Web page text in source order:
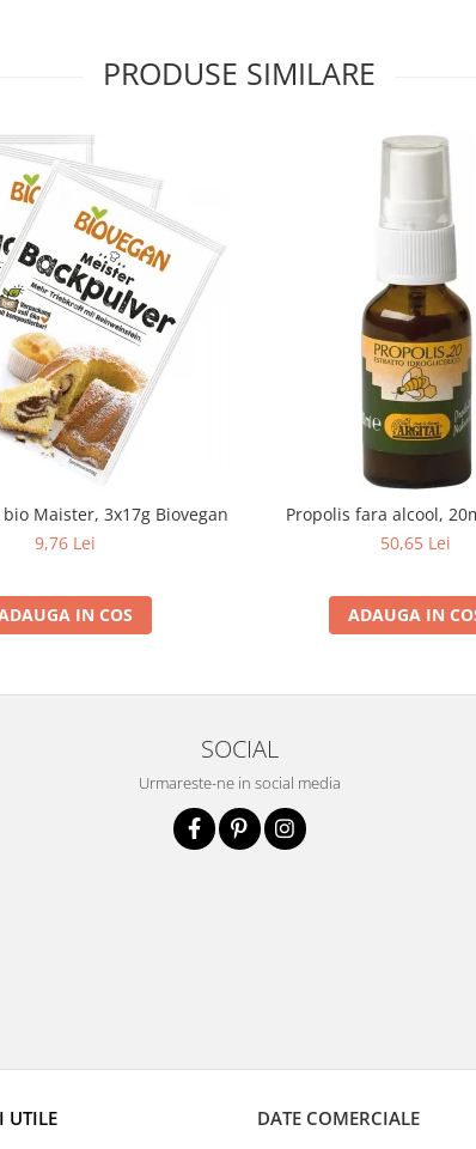
PRODUSE SIMILARE
Maister, 3x17g Biovegan
9,76 Lei
IN COS
Propolis fara alcool,
50,65 Lei
ADAUGA IN
SOCIAL
Urmareste-ne in social media
UTILE DATE COMERCIALE